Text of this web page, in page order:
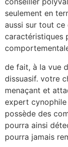
seulement en
aussi sur tout ce
caractéristiques
de fait, à la vue
dissuasif. votre
menaçant et
expert
possède des
pourra ainsi
pourra jamais